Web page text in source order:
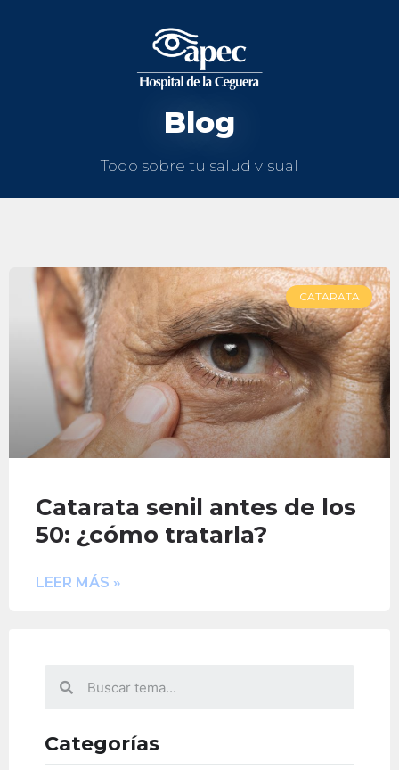
Blog
Todo sobre tu salud visual
CATARATA
Catarata senil antes de los
50: ¿cómo tratarla?
LEER MÁS »
Categorías